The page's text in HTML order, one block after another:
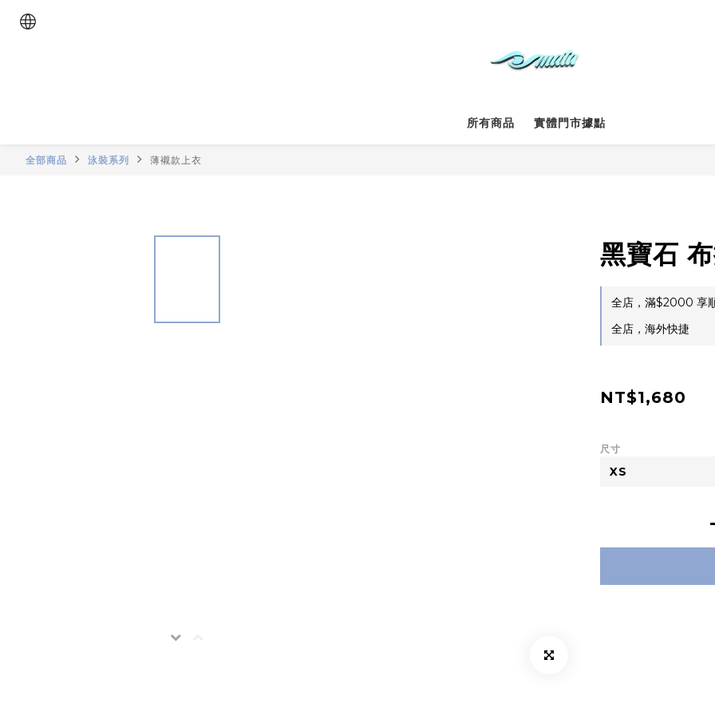
所有商品 實體門市據點
全部商品 泳裝系列 薄襯款上衣
黑寶石
全店，滿$2000 享
全店，海外快捷
NT$1,680
尺寸